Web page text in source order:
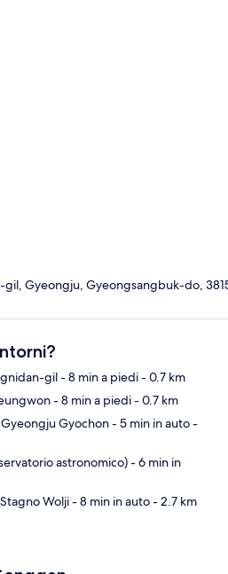
Gyeongju, Gyeongsangbuk-do,
gil- 8 min a piedi- 0.7 km
- 8 min a piedi- 0.7 km
Gyochon- 5 min in auto-
astronomico)- 6 min in
Wolji- 8 min in auto- 2.7 km